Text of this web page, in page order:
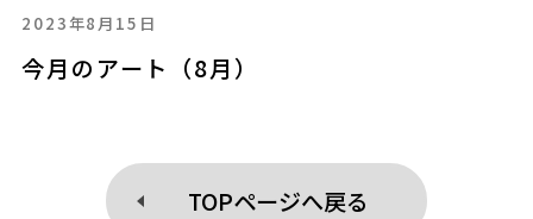
2023年8月15日
今月のアート（8月）
TOPページへ戻る